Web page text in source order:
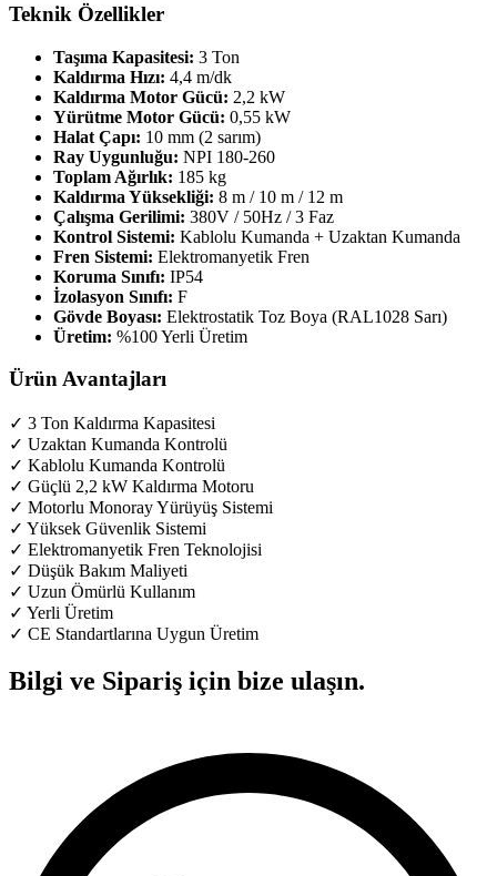
Teknik Özellikler
Taşıma Kapasitesi: 3 Ton
Kaldırma Hızı: 4,4 m/dk
Kaldırma Motor Gücü: 2,2 kW
Yürütme Motor Gücü: 0,55 kW
Halat Çapı: 10 mm (2 sarım)
Ray Uygunluğu: NPI 180-260
Toplam Ağırlık: 185 kg
Kaldırma Yüksekliği: 8 m / 10 m / 12 m
Çalışma Gerilimi: 380V / 50Hz / 3 Faz
Kontrol Sistemi: Kablolu Kumanda + Uzaktan Kumanda
Fren Sistemi: Elektromanyetik Fren
Koruma Sınıfı: IP54
İzolasyon Sınıfı: F
Gövde Boyası: Elektrostatik Toz Boya (RAL1028 Sarı)
Üretim: %100 Yerli Üretim
Ürün Avantajları
✓ 3 Ton Kaldırma Kapasitesi
✓ Uzaktan Kumanda Kontrolü
✓ Kablolu Kumanda Kontrolü
✓ Güçlü 2,2 kW Kaldırma Motoru
✓ Motorlu Monoray Yürüyüş Sistemi
✓ Yüksek Güvenlik Sistemi
✓ Elektromanyetik Fren Teknolojisi
✓ Düşük Bakım Maliyeti
✓ Uzun Ömürlü Kullanım
✓ Yerli Üretim
✓ CE Standartlarına Uygun Üretim
Bilgi ve Sipariş için bize ulaşın.